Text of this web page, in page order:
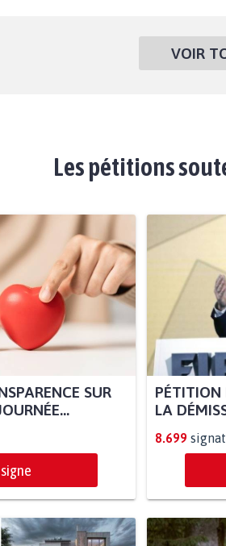
VOIR
Les pétitions
SUR
PÉTITION
LA
8.699